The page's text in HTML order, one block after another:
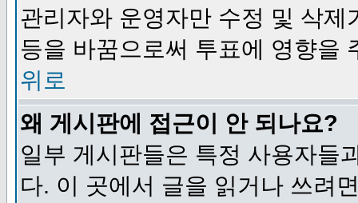
관리자와 운영자만 수정 및 삭
등을 바꿈으로써 투표에 영향을
위로
왜 게시판에 접근이 안 되나요?
일부 게시판들은 특정 사용자들
다. 이 곳에서 글을 읽거나 쓰려